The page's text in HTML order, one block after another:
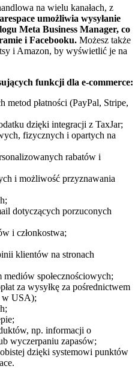
na wielu kanałach, z
umożliwia wysyłanie
Meta Business Manager, co
i Facebooku. Możesz także
i Amazon, by wyświetlić je na
funkcji dla e-commerce:
metod płatności (PayPal, Stripe,
dzięki integracji z TaxJar;
fizycznych i opartych na
rabatów i
i możliwość przyznawania
dotyczących porzuconych
i członkostwa;
klientów na stronach
mediów społecznościowych;
za wysyłkę za pośrednictwem
w USA);
np. informacji o
wyczerpaniu zapasów;
dzięki systemowi punktów